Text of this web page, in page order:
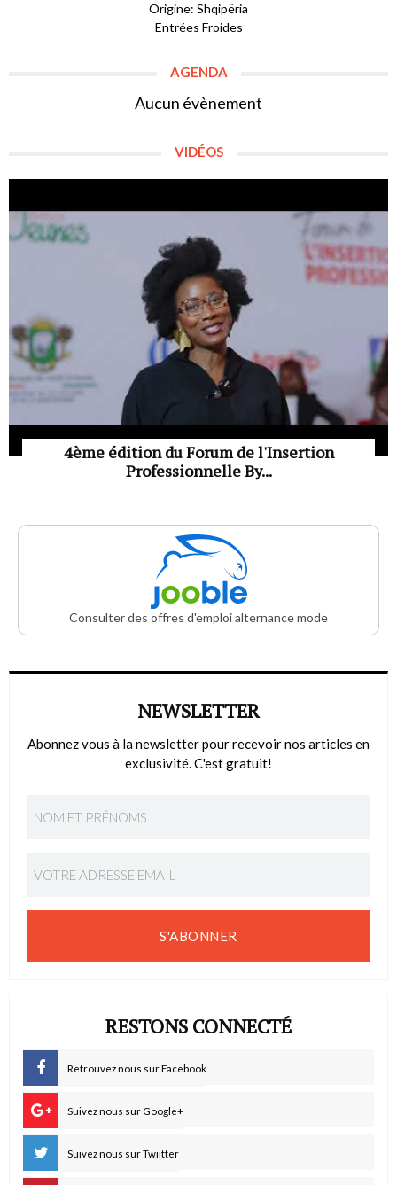
Origine: Shqipëria
Entrées Froides
AGENDA
Aucun évènement
VIDÉOS
4ème édition du Forum de l'Insertion
Professionnelle By...
Consulter des offres d'emploi alternance mode
NEWSLETTER
Abonnez vous à la newsletter pour recevoir nos articles en
exclusivité. C'est gratuit!
S'ABONNER
RESTONS CONNECTÉ
Retrouvez nous sur Facebook
Suivez nous sur Google+
Suivez nous sur Twiitter